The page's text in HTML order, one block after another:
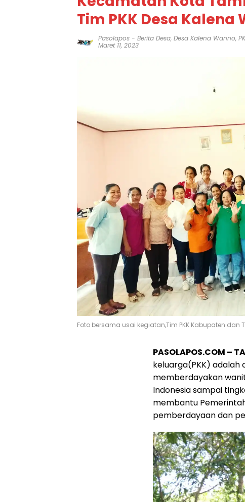
Tim PKK Desa Kalena
Pasolapos - Berita Desa, Desa Kalena Wanno,
Maret 11, 2023
Foto bersama usai kegiatan,Tim PKK Kabupaten dan
PASOLAPOS.COM –
keluarga(PKK) adalah
memberdayakan
Indonesia sampai
membantu
pemberdayaan dan